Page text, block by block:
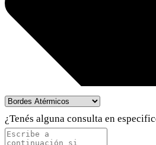
¿Tenés alguna consulta en